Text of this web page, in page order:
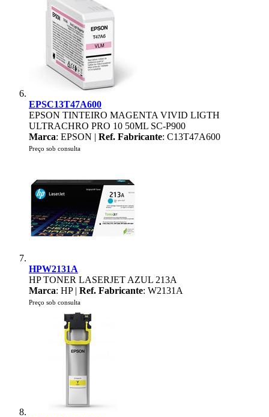
EPSC13T47A600
EPSON TINTEIRO MAGENTA VIVID LIGTH
ULTRACHRO PRO 10 50ML SC-P900
Marca: EPSON | Ref. Fabricante: C13T47A600
Preço sob consulta
HPW2131A
HP TONER LASERJET AZUL 213A
Marca: HP | Ref. Fabricante: W2131A
Preço sob consulta